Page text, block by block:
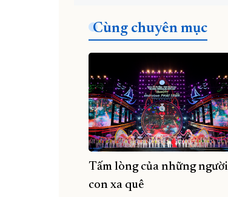
Cùng chuyên mục
Tấm lòng của những người
con xa quê